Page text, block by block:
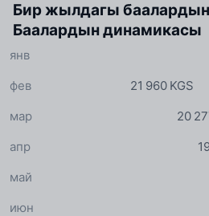
Бир жылдагы
Баалардын динамикасы
янв
21 960 KGS
фев
20
мар
апр
май
июн